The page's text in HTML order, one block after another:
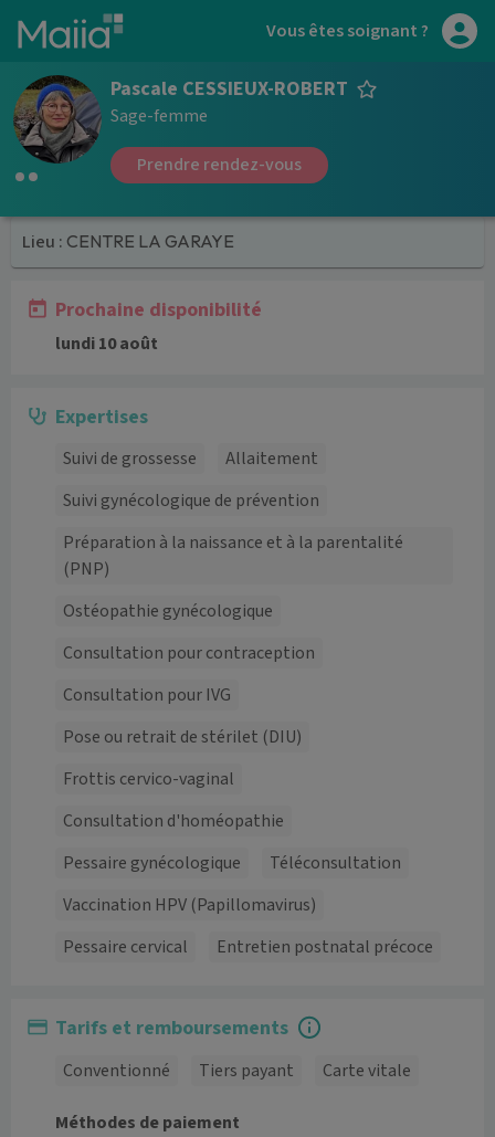
Aller au contenu principal Vous êtes soignant ?
Pascale CESSIEUX-ROBERT
Sage-femme
Prendre rendez-vous
Lieu : CENTRE LA GARAYE
Prochaine disponibilité
lundi 10 août
Expertises
Suivi de grossesse
Allaitement
Suivi gynécologique de prévention
Préparation à la naissance et à la parentalité
(PNP)
Ostéopathie gynécologique
Consultation pour contraception
Consultation pour IVG
Pose ou retrait de stérilet (DIU)
Frottis cervico-vaginal
Consultation d'homéopathie
Pessaire gynécologique
Téléconsultation
Vaccination HPV (Papillomavirus)
Pessaire cervical
Entretien postnatal précoce
Tarifs et remboursements
Conventionné Tiers payant Carte vitale
Méthodes de paiement